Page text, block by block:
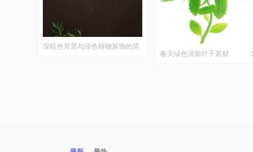
深棕色背景与绿色植物装饰的简
春天绿色清新叶子素材